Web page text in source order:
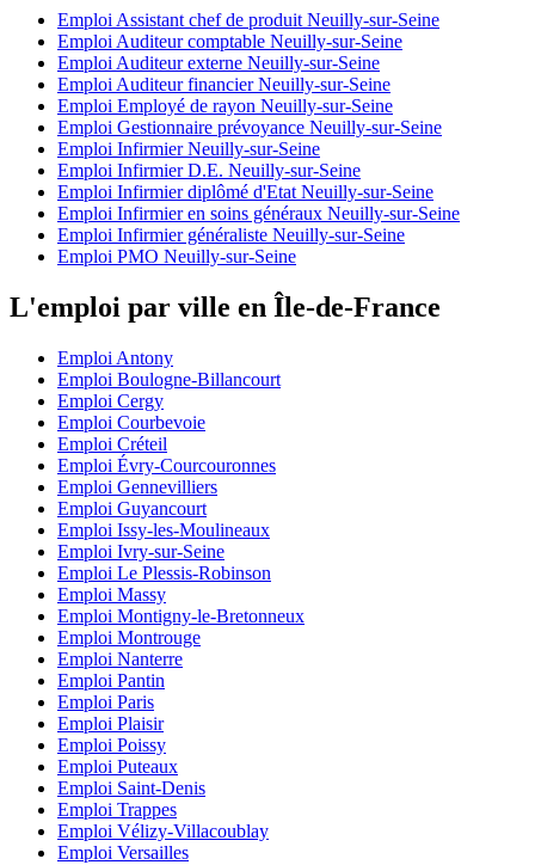
Emploi Assistant chef de produit Neuilly-sur-Seine
Emploi Auditeur comptable Neuilly-sur-Seine
Emploi Auditeur externe Neuilly-sur-Seine
Emploi Auditeur financier Neuilly-sur-Seine
Emploi Employé de rayon Neuilly-sur-Seine
Emploi Gestionnaire prévoyance Neuilly-sur-Seine
Emploi Infirmier Neuilly-sur-Seine
Emploi Infirmier D.E. Neuilly-sur-Seine
Emploi Infirmier diplômé d'Etat Neuilly-sur-Seine
Emploi Infirmier en soins généraux Neuilly-sur-Seine
Emploi Infirmier généraliste Neuilly-sur-Seine
Emploi PMO Neuilly-sur-Seine
L'emploi par ville en Île-de-France
Emploi Antony
Emploi Boulogne-Billancourt
Emploi Cergy
Emploi Courbevoie
Emploi Créteil
Emploi Évry-Courcouronnes
Emploi Gennevilliers
Emploi Guyancourt
Emploi Issy-les-Moulineaux
Emploi Ivry-sur-Seine
Emploi Le Plessis-Robinson
Emploi Massy
Emploi Montigny-le-Bretonneux
Emploi Montrouge
Emploi Nanterre
Emploi Pantin
Emploi Paris
Emploi Plaisir
Emploi Poissy
Emploi Puteaux
Emploi Saint-Denis
Emploi Trappes
Emploi Vélizy-Villacoublay
Emploi Versailles